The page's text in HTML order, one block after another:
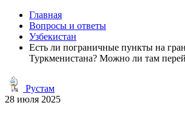
Главная
Вопросы и ответы
Узбекистан
Есть ли пограничные пункты на
Туркменистана? Можно ли там
Рустам
28 июля 2025